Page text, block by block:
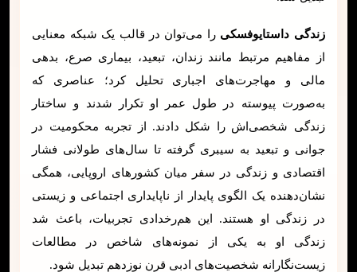
زندگی داستایوفسکی را می‌توان در قالب یک شبکه معنایی
از مفاهیم مرتبط مانند زندان، تبعید، بیماری صرع، بدهی
مالی و مهاجرت‌های اجباری تحلیل کرد؛ عناصری که
به‌صورت پیوسته در طول عمر او تکرار شدند و ساختار
زندگی شخصی‌اش را شکل دادند. از تجربه محکومیت در
جوانی و تبعید به سیبری گرفته تا سال‌های طولانی فشار
اقتصادی و زندگی در سفر میان کشورهای اروپایی، همگی
نشان‌دهنده یک الگوی پایدار از ناپایداری اجتماعی و زیستی
در زندگی او هستند. این هم‌رخدادی تجربیات، باعث شد
زندگی او به یکی از نمونه‌های شاخص در مطالعات
زیست‌نگارانه شخصیت‌های ادبی قرن نوزدهم تبدیل شود.